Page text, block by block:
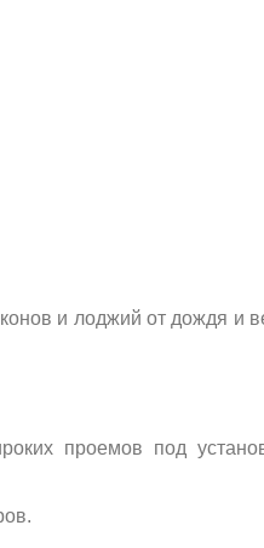
и лоджий от дождя и
проемов под